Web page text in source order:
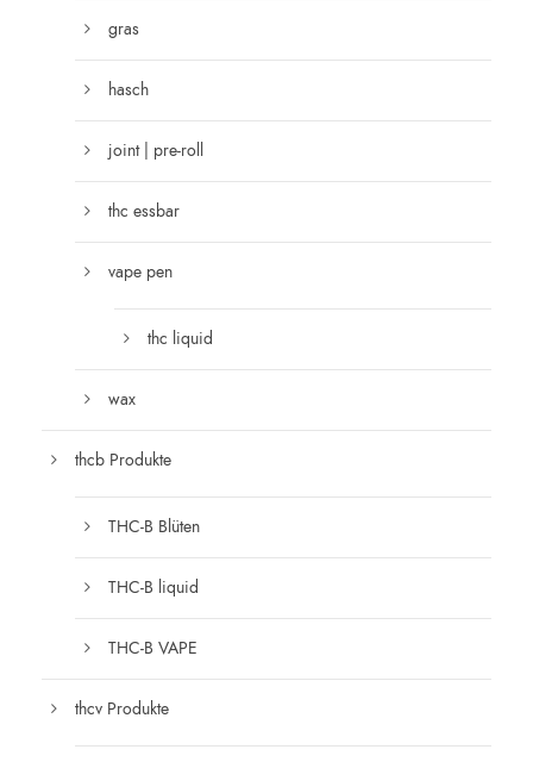
gras
hasch
joint | pre-roll
thc essbar
vape pen
thc liquid
wax
thcb Produkte
THC-B Blüten
THC-B liquid
THC-B VAPE
thcv Produkte